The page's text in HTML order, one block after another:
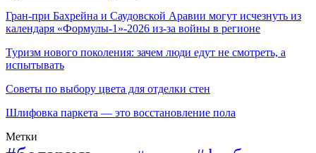
Гран-при Бахрейна и Саудовской Аравии могут исчезнуть из
календаря «Формулы-1»-2026 из-за войны в регионе
Туризм нового поколения: зачем люди едут не смотреть, а
испытывать
Советы по выбору цвета для отделки стен
Шлифовка паркета — это восстановление пола
Метки